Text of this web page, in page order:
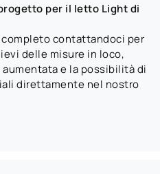
per il letto Light di
contattandoci per
delle misure in loco,
e la possibilità di
direttamente nel nostro